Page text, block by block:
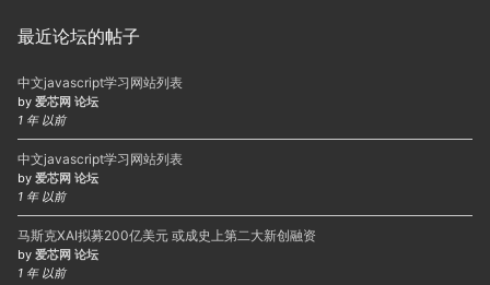
最近论坛的帖子
中文javascript学习网站列表
by 爱芯网 论坛
1 年 以前
中文javascript学习网站列表
by 爱芯网 论坛
1 年 以前
马斯克XAI拟募200亿美元 或成史上第二大新创融资
by 爱芯网 论坛
1 年 以前